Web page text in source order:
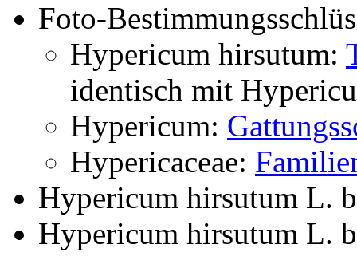
Foto-
Hypericum hirsutum:
identisch mit
Hypericum:
Hypericaceae:
Hypericum hirsutum L.
Hypericum hirsutum L.